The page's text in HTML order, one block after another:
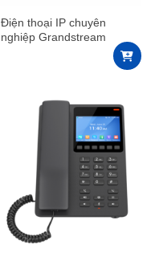
Điện thoại IP chuyên
nghiệp Grandstream